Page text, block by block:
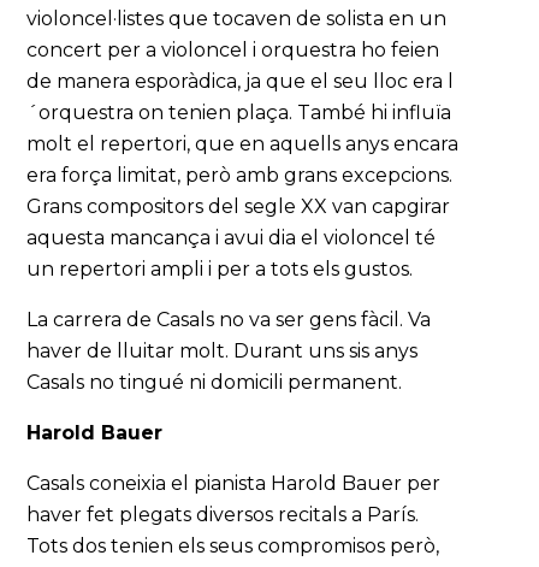
violoncel·listes que tocaven de solista en un
concert per a violoncel i orquestra ho feien
de manera esporàdica, ja que el seu lloc era l
´orquestra on tenien plaça. També hi influïa
molt el repertori, que en aquells anys encara
era força limitat, però amb grans excepcions.
Grans compositors del segle XX van capgirar
aquesta mancança i avui dia el violoncel té
un repertori ampli i per a tots els gustos.
La carrera de Casals no va ser gens fàcil. Va
haver de lluitar molt. Durant uns sis anys
Casals no tingué ni domicili permanent.
Harold Bauer
Casals coneixia el pianista Harold Bauer per
haver fet plegats diversos recitals a París.
Tots dos tenien els seus compromisos però,